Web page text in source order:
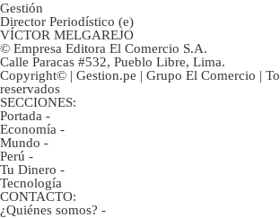
Gestión
Director Periodístico (e)
VÍCTOR MELGAREJO
© Empresa Editora El Comercio S.A.
Calle Paracas #532, Pueblo Libre, Lima.
Copyright© | Gestion.pe | Grupo El Comercio |
reservados
SECCIONES:
Portada -
Economía -
Mundo -
Perú -
Tu Dinero -
Tecnología
CONTACTO:
¿Quiénes somos? -